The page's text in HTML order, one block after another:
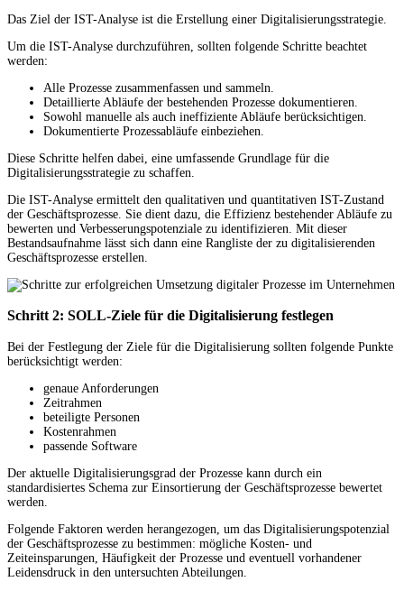
Das Ziel der IST-Analyse ist die Erstellung einer Digitalisierungsstrategie.
Um die IST-Analyse durchzuführen, sollten folgende Schritte beachtet
werden:
Alle Prozesse zusammenfassen und sammeln.
Detaillierte Abläufe der bestehenden Prozesse dokumentieren.
Sowohl manuelle als auch ineffiziente Abläufe berücksichtigen.
Dokumentierte Prozessabläufe einbeziehen.
Diese Schritte helfen dabei, eine umfassende Grundlage für die
Digitalisierungsstrategie zu schaffen.
Die IST-Analyse ermittelt den qualitativen und quantitativen IST-Zustand
der Geschäftsprozesse. Sie dient dazu, die Effizienz bestehender Abläufe zu
bewerten und Verbesserungspotenziale zu identifizieren. Mit dieser
Bestandsaufnahme lässt sich dann eine Rangliste der zu digitalisierenden
Geschäftsprozesse erstellen.
Schritt 2: SOLL-Ziele für die Digitalisierung festlegen
Bei der Festlegung der Ziele für die Digitalisierung sollten folgende Punkte
berücksichtigt werden:
genaue Anforderungen
Zeitrahmen
beteiligte Personen
Kostenrahmen
passende Software
Der aktuelle Digitalisierungsgrad der Prozesse kann durch ein
standardisiertes Schema zur Einsortierung der Geschäftsprozesse bewertet
werden.
Folgende Faktoren werden herangezogen, um das Digitalisierungspotenzial
der Geschäftsprozesse zu bestimmen: mögliche Kosten- und
Zeiteinsparungen, Häufigkeit der Prozesse und eventuell vorhandener
Leidensdruck in den untersuchten Abteilungen.